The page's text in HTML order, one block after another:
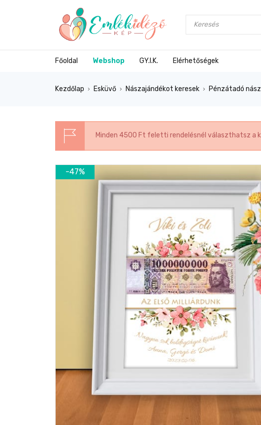
Főoldal Webshop GY.I.K. Elérhetőségek
Kezdőlap › Esküvő › Nászajándékot keresek › Pénzátadó
Minden 4500 Ft feletti rendelésnél választhatsz a
-47%